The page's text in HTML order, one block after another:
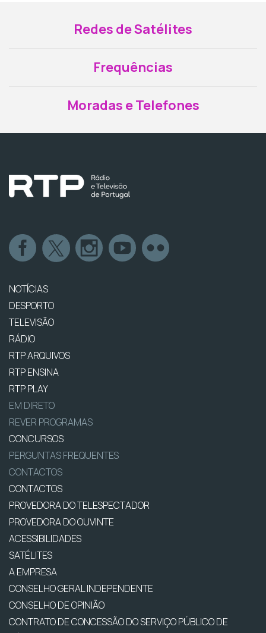
Redes de Satélites
Frequências
Moradas e Telefones
NOTÍCIAS
DESPORTO
TELEVISÃO
RÁDIO
RTP ARQUIVOS
RTP ENSINA
RTP PLAY
EM DIRETO
REVER PROGRAMAS
CONCURSOS
PERGUNTAS FREQUENTES
CONTACTOS
CONTACTOS
PROVEDORA DO TELESPECTADOR
PROVEDORA DO OUVINTE
ACESSIBILIDADES
SATÉLITES
A EMPRESA
CONSELHO GERAL INDEPENDENTE
CONSELHO DE OPINIÃO
CONTRATO DE CONCESSÃO DO SERVIÇO PÚBLICO DE